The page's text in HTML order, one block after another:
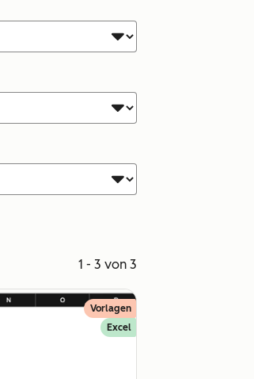
1 - 3 von 3
Vorlagen
Excel